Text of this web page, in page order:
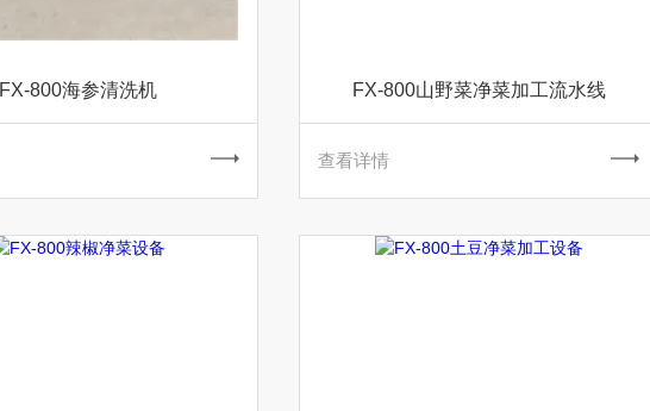
FX-800海参清洗机 FX-800山野菜净菜加工流水线
查看详情